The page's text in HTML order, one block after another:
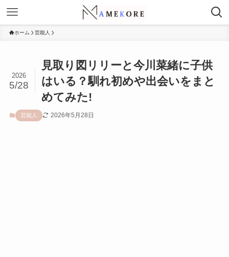
ホーム 芸能人
見取り図リリーと今川菜緒に子供
はいる？馴れ初めや出会いをまと
めてみた!
2026
5/28
芸能人 2026年5月28日